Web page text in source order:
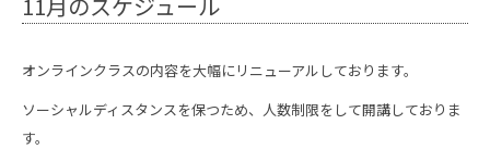
オンラインクラスの内容を大幅にリニューアルしております。
ソーシャルディスタンスを保つため、人数制限をして開講しておりま
す。